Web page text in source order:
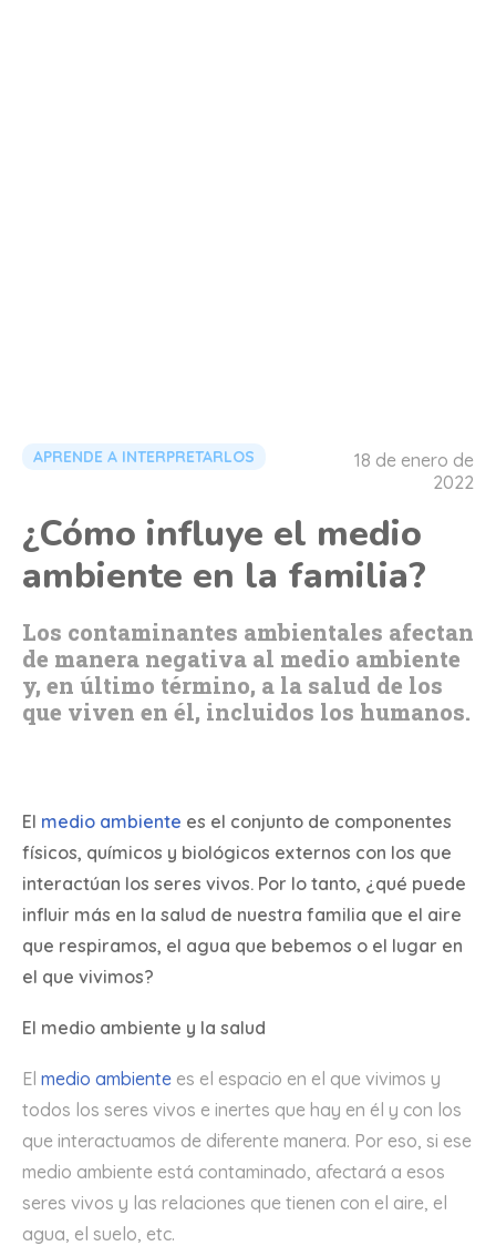
APRENDE A INTERPRETARLOS
18 de enero de
2022
¿Cómo influye el medio
ambiente en la familia?
Los contaminantes ambientales afectan
de manera negativa al medio ambiente
y, en último término, a la salud de los
que viven en él, incluidos los humanos.
El medio ambiente es el conjunto de componentes
físicos, químicos y biológicos externos con los que
interactúan los seres vivos. Por lo tanto, ¿qué puede
influir más en la salud de nuestra familia que el aire
que respiramos, el agua que bebemos o el lugar en
el que vivimos?
El medio ambiente y la salud
El medio ambiente es el espacio en el que vivimos y
todos los seres vivos e inertes que hay en él y con los
que interactuamos de diferente manera. Por eso, si ese
medio ambiente está contaminado, afectará a esos
seres vivos y las relaciones que tienen con el aire, el
agua, el suelo, etc.